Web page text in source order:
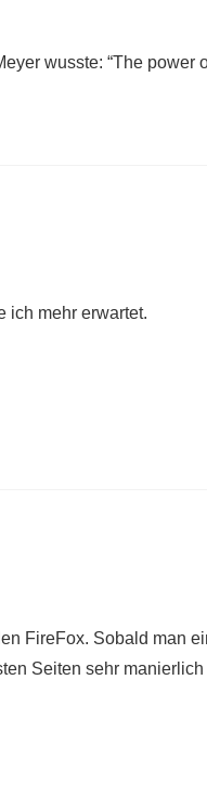
wusste: “The power
ich mehr erwartet.
FireFox. Sobald man
Seiten sehr manierlich